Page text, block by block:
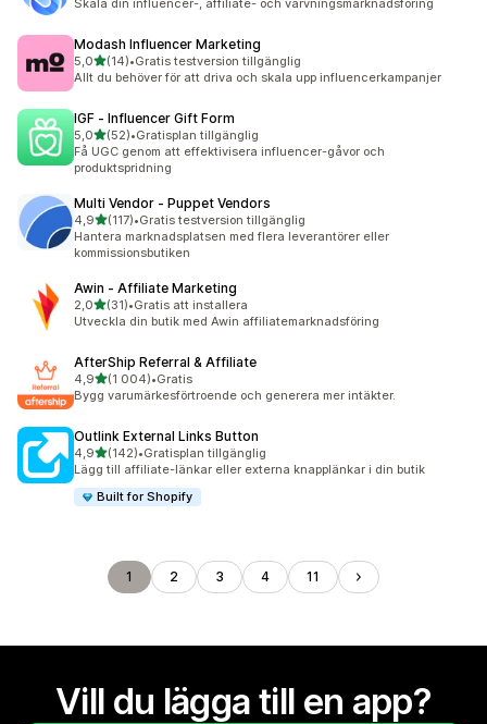
Skala din influencer-, affiliate- och värvningsmarknadsföring
Modash Influencer Marketing
5,0av 5 stjärnor
(14)
14 recensioner totalt
•Gratis testversion tillgänglig
Allt du behöver för att driva och skala upp influencerkampanjer
IGF ‑ Influencer Gift Form
5,0av 5 stjärnor
(52)
52 recensioner totalt
•Gratisplan tillgänglig
Få UGC genom att effektivisera influencer-gåvor och
produktspridning
Multi Vendor ‑ Puppet Vendors
4,9av 5 stjärnor
(117)
117 recensioner totalt
•Gratis testversion tillgänglig
Hantera marknadsplatsen med flera leverantörer eller
kommissionsbutiken
Awin ‑ Affiliate Marketing
2,0av 5 stjärnor
(31)
31 recensioner totalt
•Gratis att installera
Utveckla din butik med Awin affiliatemarknadsföring
AfterShip Referral & Affiliate
4,9av 5 stjärnor
(1 004)
1004 recensioner totalt
•Gratis
Bygg varumärkesförtroende och generera mer intäkter.
Outlink External Links Button
4,9av 5 stjärnor
(142)
142 recensioner totalt
•Gratisplan tillgänglig
Lägg till affiliate-länkar eller externa knapplänkar i din butik
Built for Shopify
1 2 3 4 11
Vill du lägga till en app?